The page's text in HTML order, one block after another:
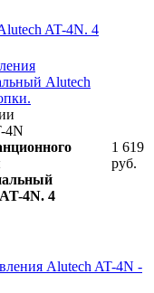
AT-4N. 4
Alutech
4N
4N. 4
1 619
руб.
Alutech AT-4N -